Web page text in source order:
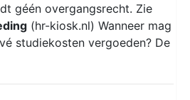
géén overgangsrecht. Zie
(hr-kiosk.nl) Wanneer mag
studiekosten vergoeden? De